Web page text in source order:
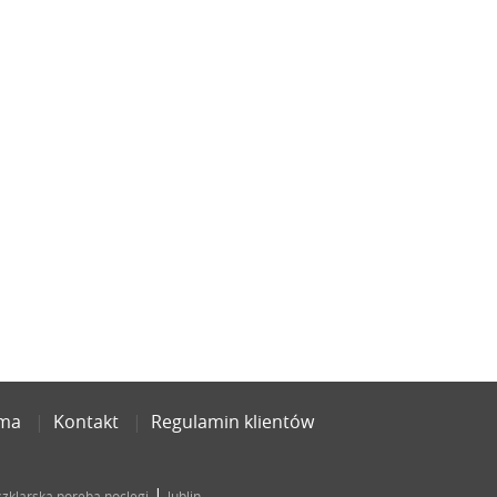
Kontakt Regulamin klientów